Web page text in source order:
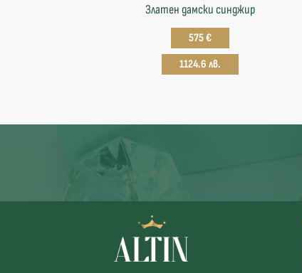
Златен дамски синджир
575 €
1124.6 лв.